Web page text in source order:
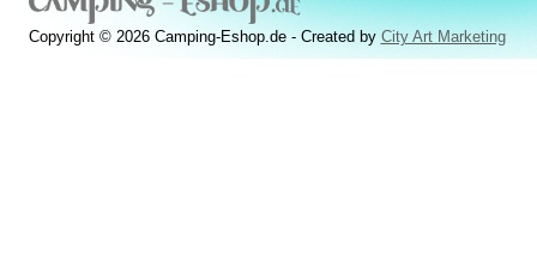
Copyright © 2026 Camping-Eshop.de - Created by City Art Marketing